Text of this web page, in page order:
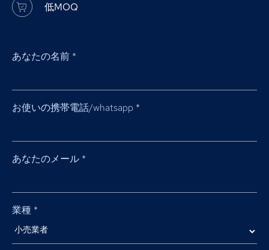
低MOQ
あなたの名前 *
お使いの携帯電話/whatsapp *
あなたのメール *
業種 *